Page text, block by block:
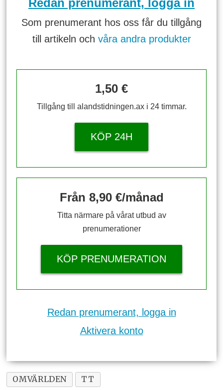
Redan prenumerant, logga in
Som prenumerant hos oss får du tillgång
till artikeln och våra andra produkter
1,50 €
Tillgång till alandstidningen.ax i 24 timmar.
KÖP 24H
Från 8,90 €/månad
Titta närmare på vårat utbud av
prenumerationer
KÖP PRENUMERATION
Redan prenumerant, logga in
Aktivera konto
OMVÄRLDEN TT